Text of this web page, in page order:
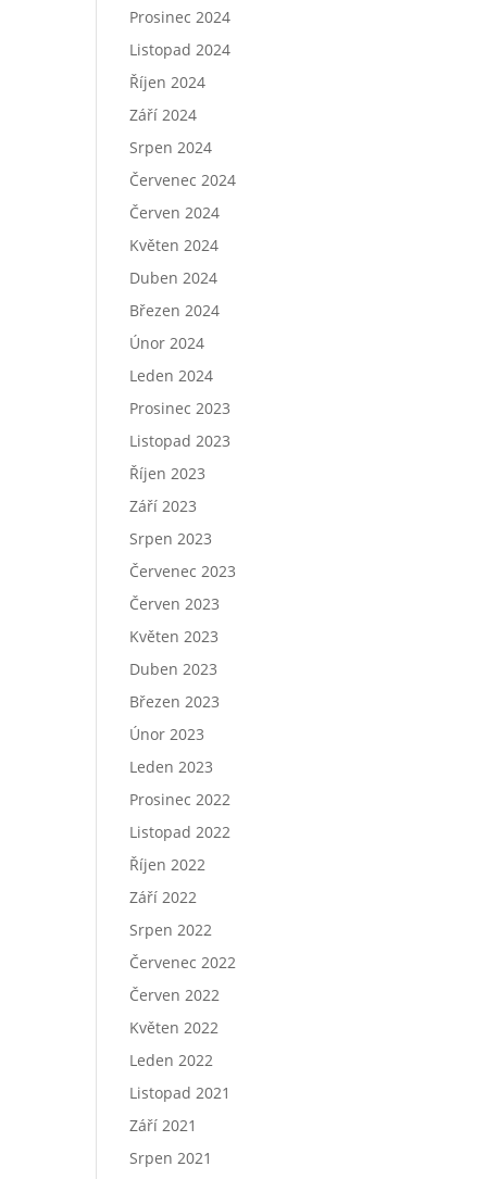
Prosinec 2024
Listopad 2024
Říjen 2024
Září 2024
Srpen 2024
Červenec 2024
Červen 2024
Květen 2024
Duben 2024
Březen 2024
Únor 2024
Leden 2024
Prosinec 2023
Listopad 2023
Říjen 2023
Září 2023
Srpen 2023
Červenec 2023
Červen 2023
Květen 2023
Duben 2023
Březen 2023
Únor 2023
Leden 2023
Prosinec 2022
Listopad 2022
Říjen 2022
Září 2022
Srpen 2022
Červenec 2022
Červen 2022
Květen 2022
Leden 2022
Listopad 2021
Září 2021
Srpen 2021